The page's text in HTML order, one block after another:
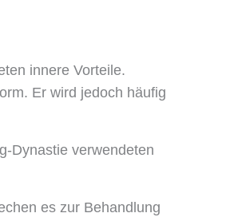
innere Vorteile.
Er wird jedoch häufig
Dynastie verwendeten
es zur Behandlung